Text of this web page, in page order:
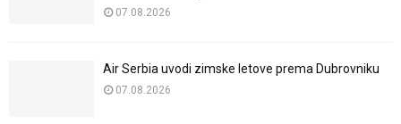
07.08.2026
Air Serbia uvodi zimske letove prema Dubrovniku
07.08.2026